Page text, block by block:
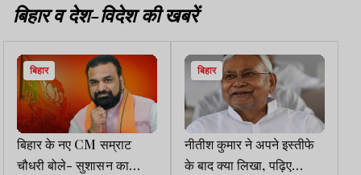
बिहार व देश-विदेश की खबरें
बिहार
बिहार के नए CM सम्राट
चौधरी बोले- सुशासन का
बिहार
नीतीश कुमार ने अपने इस्तीफे
के बाद क्या लिखा, पढ़िए…